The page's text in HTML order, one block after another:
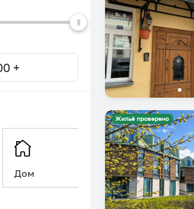
Дом Уникальное
Жильё проверено